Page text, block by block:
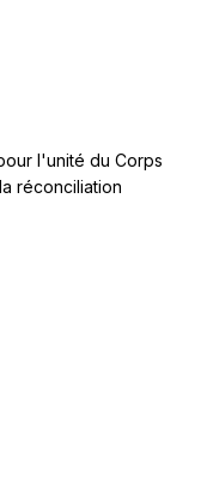
l'unité du Corps
réconciliation